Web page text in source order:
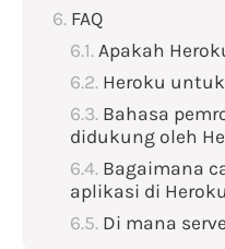
FAQ
Apakah
Heroku
Bahasa
didukung oleh
Bagaimana
aplikasi di
Di mana